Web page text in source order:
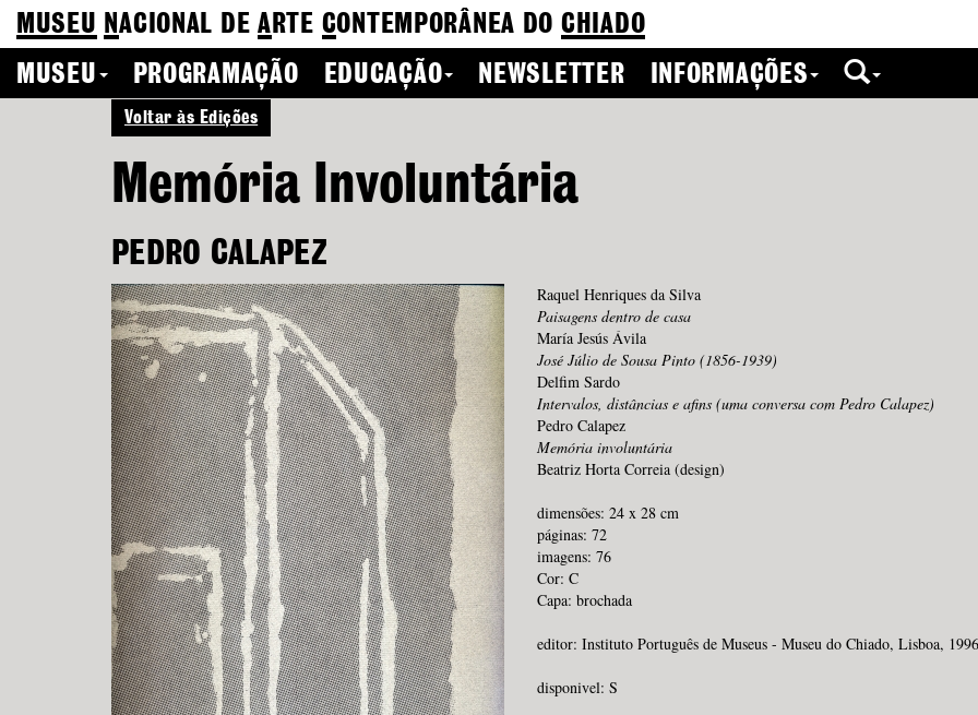
MUSEU NACIONAL DEA RTE CONTEMPORÂNEA DO CHIADO
MUSEU
PROGRAMAÇÃO EDUCAÇÃO NEWSLETTER INFORMAÇÕES
Voltar às Edições
Memória Involuntária
PEDRO CALAPEZ
Raquel Henriques da Silva
Paisagens dentro de casa
María Jesús Ávila
José Júlio de Sousa Pinto (1856-1939)
Delfim Sardo
Intervalos, distâncias e afins (uma conversa com Pedro Calapez)
Pedro Calapez
Memória involuntária
Beatriz Horta Correia (design)
dimensões: 24 x 28 cm
páginas: 72
imagens: 76
Cor: C
Capa: brochada
editor: Instituto Português de Museus - Museu do Chiado, Lisboa, 1996
disponivel: S